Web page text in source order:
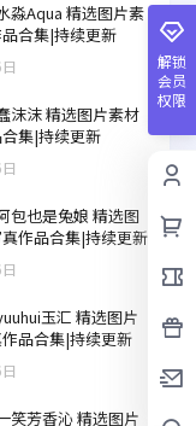
淼Aqua 精选图片素
合集|持续更新
沫沫 精选图片素材
集|持续更新
包也是兔娘 精选图
作品合集|持续更新
玉汇 精选图片
品合集|持续更新
笑芳香沁 精选图片
解锁
会员
权限